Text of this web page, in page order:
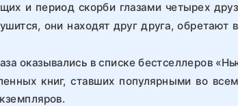
и период скорби глазами четырех
они находят друг друга, обретают
оказывались в списке бестселлеров
книг, ставших популярными во